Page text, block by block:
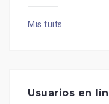
Mis tuits
Usuarios en